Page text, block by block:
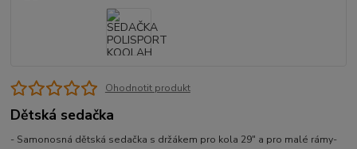
Ohodnotit produkt
Dětská sedačka
- Samonosná dětská sedačka s držákem pro kola 29" a pro malé rámy-